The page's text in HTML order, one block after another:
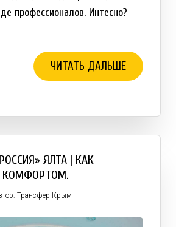
профессионалов. Интесно?
ЧИТАТЬ ДАЛЬШЕ
ЯЛТА | КАК
КОМФОРТОМ.
Трансфер Крым